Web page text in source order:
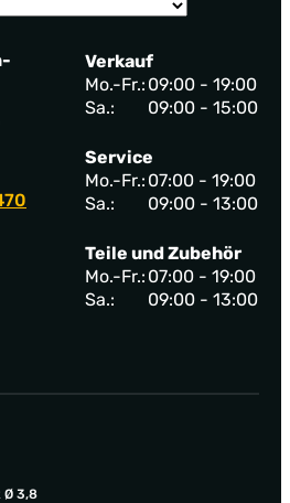
Verkauf
Mo.-Fr.: 09:00 - 19:00
Sa.:
09:00 - 15:00
Service
Mo.-Fr.: 07:00 - 19:00
Sa.:
09:00 - 13:00
Teile und Zubehör
Mo.-Fr.: 07:00 - 19:00
Sa.:
09:00 - 13:00
Ø 3,8